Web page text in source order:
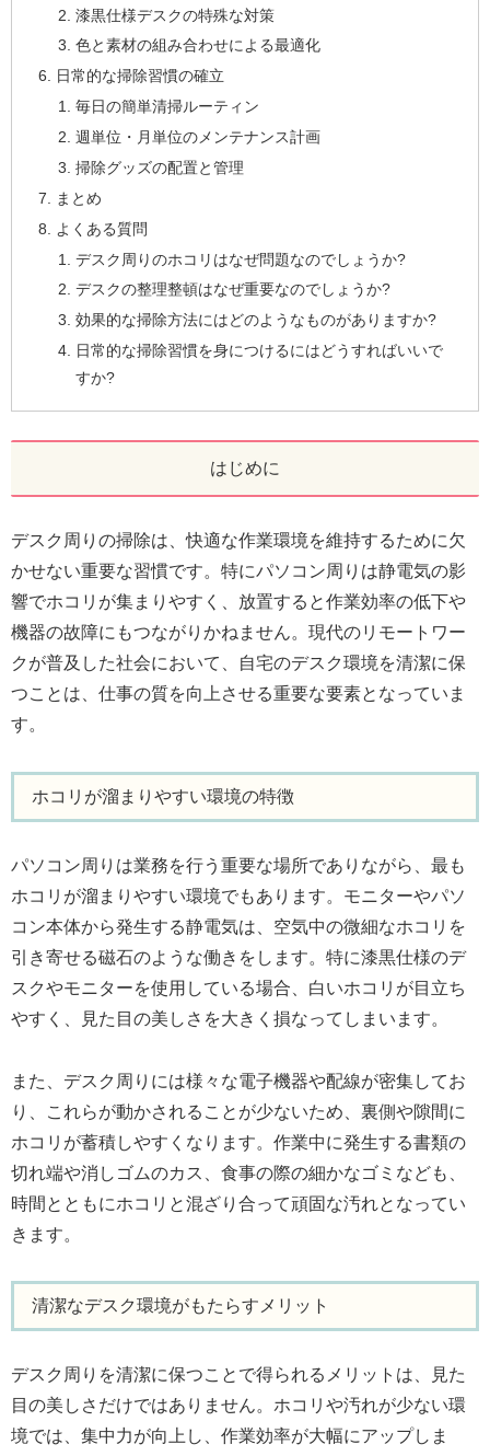
漆黒仕様デスクの特殊な対策
色と素材の組み合わせによる最適化
日常的な掃除習慣の確立
毎日の簡単清掃ルーティン
週単位・月単位のメンテナンス計画
掃除グッズの配置と管理
まとめ
よくある質問
デスク周りのホコリはなぜ問題なのでしょうか?
デスクの整理整頓はなぜ重要なのでしょうか?
効果的な掃除方法にはどのようなものがありますか?
日常的な掃除習慣を身につけるにはどうすればいいで
すか?
はじめに
デスク周りの掃除は、快適な作業環境を維持するために欠
かせない重要な習慣です。特にパソコン周りは静電気の影
響でホコリが集まりやすく、放置すると作業効率の低下や
機器の故障にもつながりかねません。現代のリモートワー
クが普及した社会において、自宅のデスク環境を清潔に保
つことは、仕事の質を向上させる重要な要素となっていま
す。
ホコリが溜まりやすい環境の特徴
パソコン周りは業務を行う重要な場所でありながら、最も
ホコリが溜まりやすい環境でもあります。モニターやパソ
コン本体から発生する静電気は、空気中の微細なホコリを
引き寄せる磁石のような働きをします。特に漆黒仕様のデ
スクやモニターを使用している場合、白いホコリが目立ち
やすく、見た目の美しさを大きく損なってしまいます。
また、デスク周りには様々な電子機器や配線が密集してお
り、これらが動かされることが少ないため、裏側や隙間に
ホコリが蓄積しやすくなります。作業中に発生する書類の
切れ端や消しゴムのカス、食事の際の細かなゴミなども、
時間とともにホコリと混ざり合って頑固な汚れとなってい
きます。
清潔なデスク環境がもたらすメリット
デスク周りを清潔に保つことで得られるメリットは、見た
目の美しさだけではありません。ホコリや汚れが少ない環
境では、集中力が向上し、作業効率が大幅にアップしま